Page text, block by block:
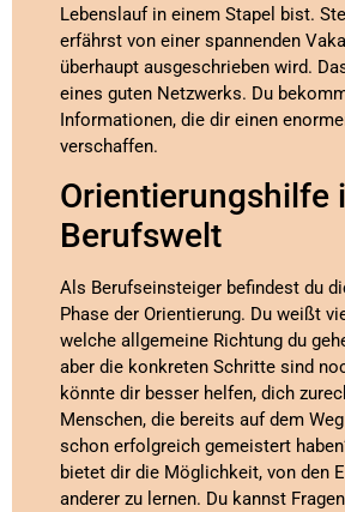
Lebenslauf in einem Stapel bist.
erfährst von einer spannenden
überhaupt ausgeschrieben wird.
eines guten Netzwerks. Du
Informationen, die dir einen
verschaffen.
Orientierungshilfe
Berufswelt
Als Berufseinsteiger befindest du
Phase der Orientierung. Du weißt
welche allgemeine Richtung du
aber die konkreten Schritte sind
könnte dir besser helfen, dich
Menschen, die bereits auf dem
schon erfolgreich gemeistert
bietet dir die Möglichkeit, von den
anderer zu lernen. Du kannst